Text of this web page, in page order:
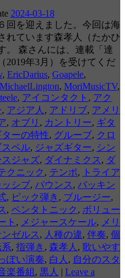
2024-03-18
回を迎えました。今回は海
れています森孝人（たかひ
。 森さんには、連載「達
2019年3月）を受けてくだ
, EricDarius, Goapele,
MichaelLington, MoriMusicTV,
, アイコンタクト , アク
, アジア人 , アドリブ, アメリ
, オブリ , カントリー, ギタ
ターの特性, グルーブ, クロ
スペル, ジャズギター, シン
スジャズ, ダイナミクス , ダ
クニック , テンポ,
トライア
シブ, バウンス , バッキン
, ピック弾き , ブルージー,
, ペンタトニック , ボリュー
ト , メジャースケール, メリ
ンゼルス , 人種の違, 伴奏, 個
系, 指弾き , 森孝人 , 歌いやす
ぽい演奏, 白人 , 自分のスタ
楽番組 , 黒人 | Leave a